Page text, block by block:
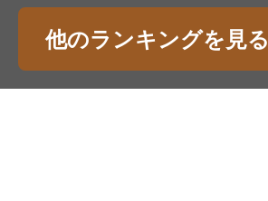
他のランキングを見る